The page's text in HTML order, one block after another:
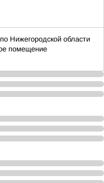
Нижегородской области
помещение